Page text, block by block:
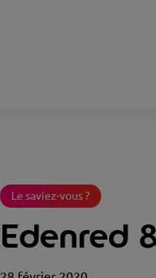
Le saviez-vous ?
Edenred